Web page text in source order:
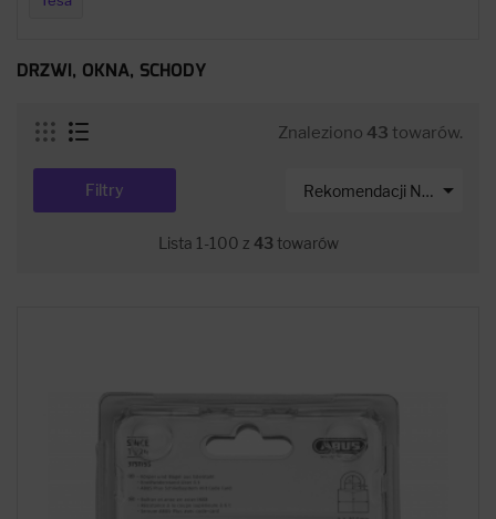
DRZWI, OKNA, SCHODY
Znaleziono 43 towarów.
Rekomendacji Net-s 
Filtry
Lista 1-100 z 43 towarów